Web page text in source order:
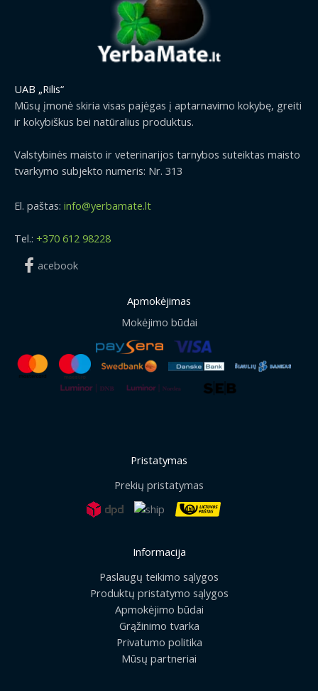
UAB „Rilis“
Mūsų įmonė skiria visas pajėgas į aptarnavimo kokybę, greiti
ir kokybiškus bei natūralius produktus.
Valstybinės maisto ir veterinarijos tarnybos suteiktas maisto
tvarkymo subjekto numeris: Nr. 313
El. paštas: info@yerbamate.lt
Tel.: +370 612 98228
acebook
Apmokėjimas
Mokėjimo būdai
Pristatymas
Prekių pristatymas
Informacija
Paslaugų teikimo sąlygos
Produktų pristatymo sąlygos
Apmokėjimo būdai
Grąžinimo tvarka
Privatumo politika
Mūsų partneriai